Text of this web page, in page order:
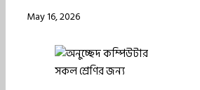
May 16, 2026